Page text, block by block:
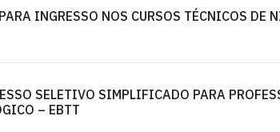
INGRESSO NOS CURSOS TÉCNICOS DE
SELETIVO SIMPLIFICADO PARA
– EBTT